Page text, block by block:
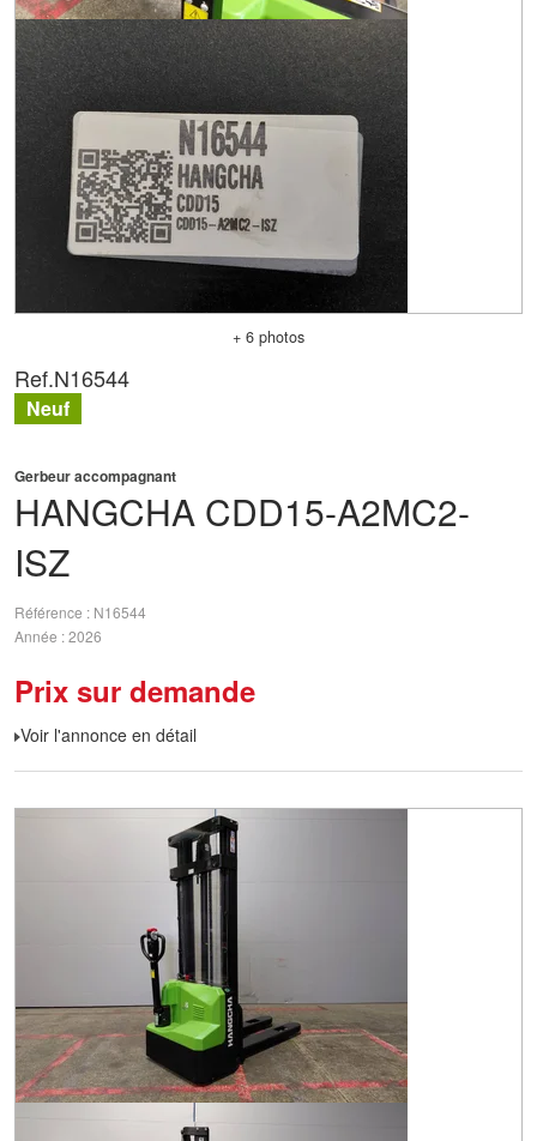
+ 6 photos
HANGCHA CDD15-A2MC2-
ISZ
Gerbeur accompagnant
Référence
N16544
Année 2026
Prix sur demande
Voir l'annonce en détail
Ref.N16544
Neuf